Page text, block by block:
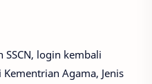
SSCN, login kembali
Agama, Jenis